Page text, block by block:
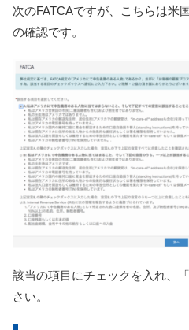
次のFATCAですが、こちらは米
の確認です。
該当の項目にチェックを入れ、
さい。